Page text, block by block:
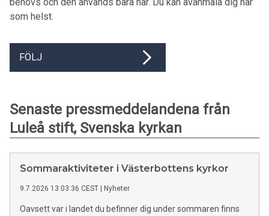
som helst.
FÖLJ
Senaste pressmeddelandena från
Luleå stift, Svenska kyrkan
Sommaraktiviteter i Västerbottens kyrkor
9.7.2026 13:03:36 CEST Nyheter
Oavsett var i landet du befinner dig under sommaren finns